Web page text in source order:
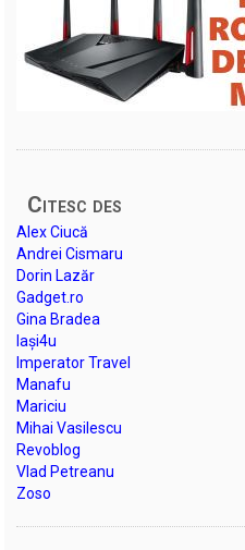
Citesc des
Alex Ciucă
Andrei Cismaru
Dorin Lazăr
Gadget.ro
Gina Bradea
Iași4u
Imperator Travel
Manafu
Mariciu
Mihai Vasilescu
Revoblog
Vlad Petreanu
Zoso